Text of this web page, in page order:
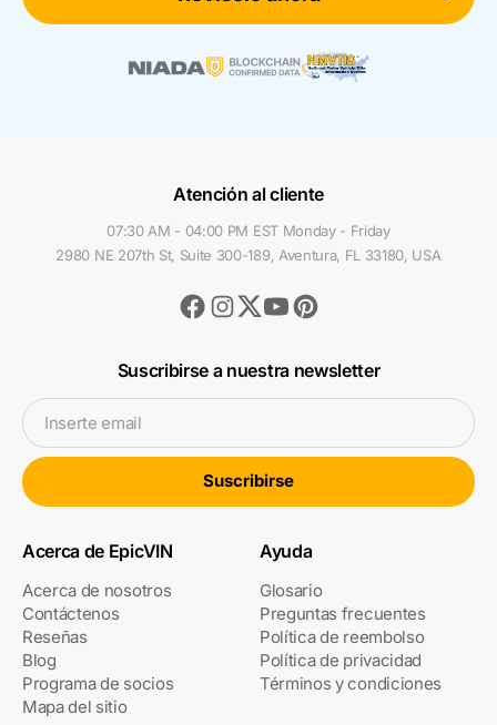
Atención al cliente
07:30 AM - 04:00 PM EST Monday - Friday
2980 NE 207th St, Suite 300-189, Aventura, FL 33180, USA
Facebook
Instagram
TwitterYoutubePinterest
Suscribirse a nuestra newsletter
Inserte email
Suscribirse
Acerca de EpicVIN
Acerca de nosotros
Contáctenos
Reseñas
Blog
Programa de socios
Mapa del sitio
Ayuda
Glosario
Preguntas frecuentes
Política de reembolso
Política de privacidad
Términos y condiciones